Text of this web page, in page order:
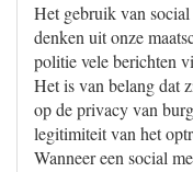
Het gebruik van
denken uit onze
politie vele berichten
Het is van belang dat
op de privacy van
legitimiteit van het
Wanneer een social